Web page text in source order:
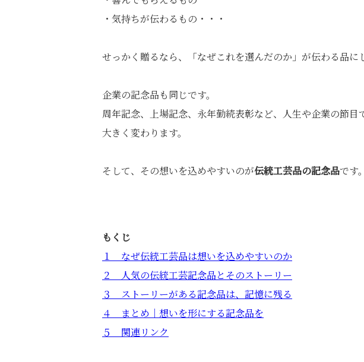
・気持ちが伝わるもの・・・
せっかく贈るなら、「なぜこれを選んだのか」が伝わる品に
企業の記念品も同じです。
周年記念、上場記念、永年勤続表彰など、人生や企業の節
大きく変わります。
そして、その想いを込めやすいのが伝統工芸品の記念品です。
もくじ
１ なぜ伝統工芸品は想いを込めやすいのか
２ 人気の伝統工芸記念品とそのストーリー
３ ストーリーがある記念品は、記憶に残る
４ まとめ｜想いを形にする記念品を
５ 関連リンク